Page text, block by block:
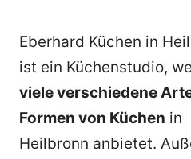
Eberhard Küchen in
ist ein Küchenstudio,
viele verschiedene
Formen von Küchen in
Heilbronn anbietet.